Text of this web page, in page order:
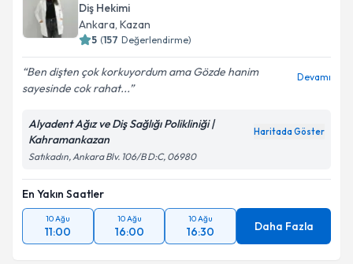
Diş Hekimi
Ankara, Kazan
5 (157 Değerlendirme)
Ben dişten çok korkuyordum ama Gözde hanim
sayesinde cok rahat...
Devamı
Alyadent Ağız ve Diş Sağlığı Polikliniği |
Kahramankazan
Haritada Göster
Satıkadın, Ankara Blv. 106/B D:C, 06980
En Yakın Saatler
10 Ağu
11:00
10 Ağu
16:00
10 Ağu
16:30 Daha Fazla